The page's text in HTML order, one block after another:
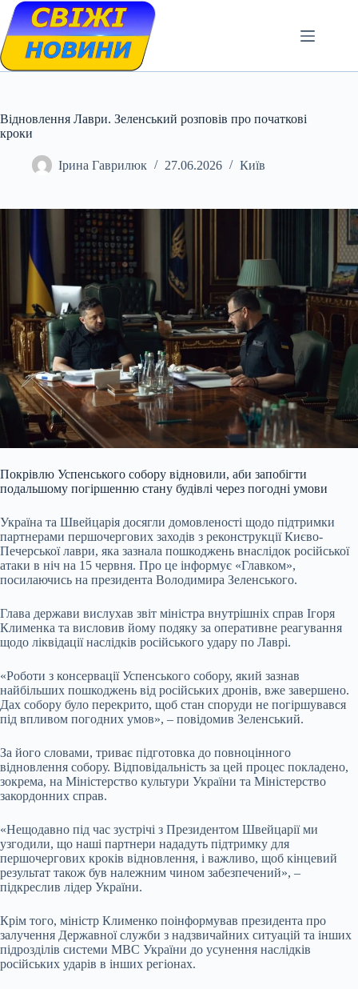
Skip
content
Відновлення Лаври. Зеленський розповів про початкові
кроки
Ірина Гаврилюк 27.06.2026 Київ
Покрівлю Успенського собору відновили, аби запобігти
подальшому погіршенню стану будівлі через погодні умови
Україна та Швейцарія досягли домовленості щодо підтримки
партнерами першочергових заходів з реконструкції Києво-
Печерської лаври, яка зазнала пошкоджень внаслідок російської
атаки в ніч на 15 червня. Про це інформує «Главком»,
посилаючись на президента Володимира Зеленського.
Глава держави вислухав звіт міністра внутрішніх справ Ігоря
Клименка та висловив йому подяку за оперативне реагування
щодо ліквідації наслідків російського удару по Лаврі.
«Роботи з консервації Успенського собору, який зазнав
найбільших пошкоджень від російських дронів, вже завершено.
Дах собору було перекрито, щоб стан споруди не погіршувався
під впливом погодних умов», – повідомив Зеленський.
За його словами, триває підготовка до повноцінного
відновлення собору. Відповідальність за цей процес покладено,
зокрема, на Міністерство культури України та Міністерство
закордонних справ.
«Нещодавно під час зустрічі з Президентом Швейцарії ми
узгодили, що наші партнери нададуть підтримку для
першочергових кроків відновлення, і важливо, щоб кінцевий
результат також був належним чином забезпечений», –
підкреслив лідер України.
Крім того, міністр Клименко поінформував президента про
залучення Державної служби з надзвичайних ситуацій та інших
підрозділів системи МВС України до усунення наслідків
російських ударів в інших регіонах.